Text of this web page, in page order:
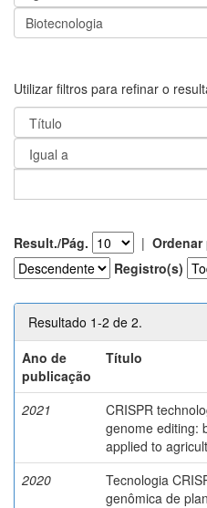
Utilizar filtros para refinar o
Result./Pág. | Ordenar
Registro(s)
Resultado 1-2 de 2.
Ano de
publicação
Título
2021
CRISPR
genome editing:
applied to
2020
Tecnologia
genômica de